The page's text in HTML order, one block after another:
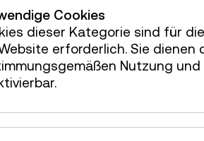
durch das Programm.
gemeinsame Tüfteln!
von 09:00–13:00
Cookies
dieser Kategorie sind für
erforderlich. Sie dienen
Nutzung